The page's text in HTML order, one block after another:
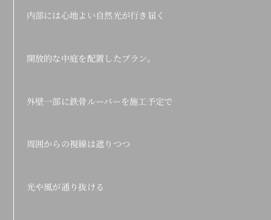
内部には心地よい自然光が行き届く
開放的な中庭を配置したプラン。
外壁一部に鉄骨ルーバーを施工予定で
周囲からの視線は遮りつつ
光や風が通り抜ける